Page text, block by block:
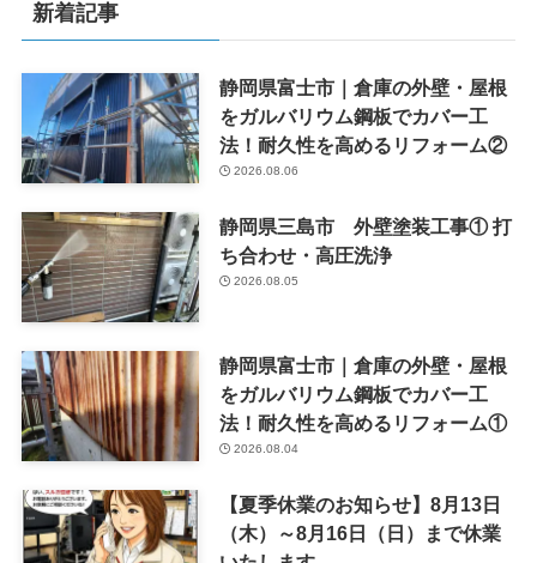
新着記事
静岡県富士市｜倉庫の外壁・屋根
をガルバリウム鋼板でカバー工
法！耐久性を高めるリフォーム②
2026.08.06
静岡県三島市 外壁塗装工事① 打
ち合わせ・高圧洗浄
2026.08.05
静岡県富士市｜倉庫の外壁・屋根
をガルバリウム鋼板でカバー工
法！耐久性を高めるリフォーム①
2026.08.04
【夏季休業のお知らせ】8月13日
（木）～8月16日（日）まで休業